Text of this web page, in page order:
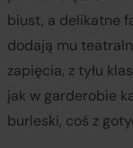
biust, a delikatne
dodają mu
zapięcia, z tyłu
jak w garderobie
burleski, coś z